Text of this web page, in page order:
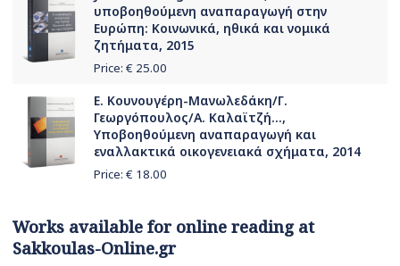
υποβοηθούμενη αναπαραγωγή στην
Ευρώπη: Κοινωνικά, ηθικά και νομικά
ζητήματα, 2015
Price: € 25.00
Ε. Κουνουγέρη-Μανωλεδάκη/Γ.
Γεωργόπουλος/Α. Καλαϊτζή...,
Yποβοηθούμενη αναπαραγωγή και
εναλλακτικά οικογενειακά σχήματα, 2014
Price: € 18.00
Works available for online reading at
Sakkoulas-Online.gr